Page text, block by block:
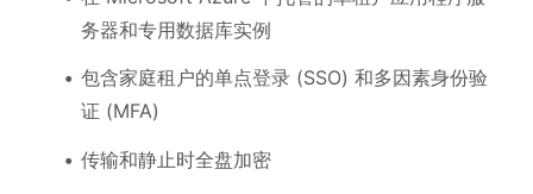
务器和专用数据库实例
包含家庭租户的单点登录 (SSO) 和多因素身份验
证 (MFA)
传输和静止时全盘加密